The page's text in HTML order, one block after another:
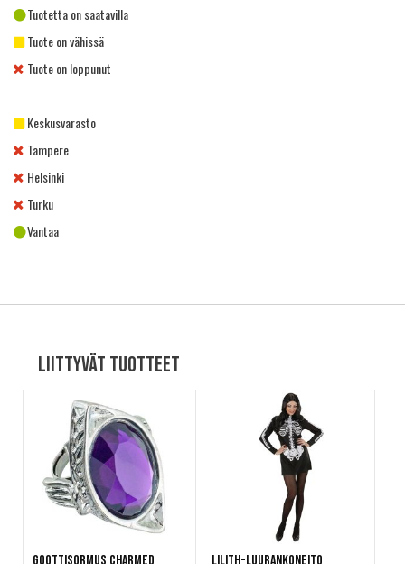
Tuotetta on saatavilla
Tuote on vähissä
Tuote on loppunut
Keskusvarasto
Tampere
Helsinki
Turku
Vantaa
Liittyvät tuotteet